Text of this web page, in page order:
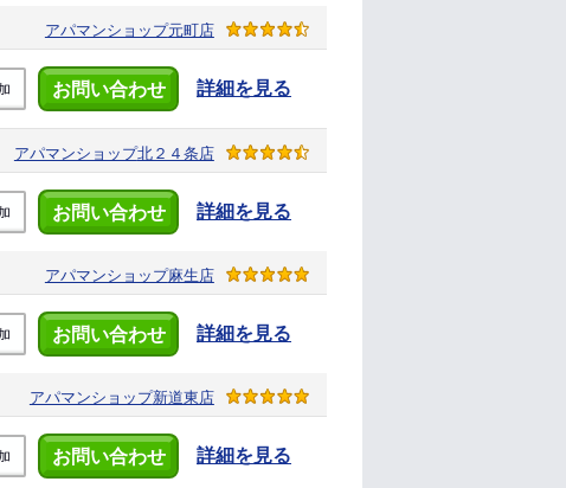
アパマンショップ元町店
お問い合わせ 詳細を見る
アパマンショップ北２４条店
お問い合わせ 詳細を見る
アパマンショップ麻生店
お問い合わせ 詳細を見る
アパマンショップ新道東店
お問い合わせ 詳細を見る